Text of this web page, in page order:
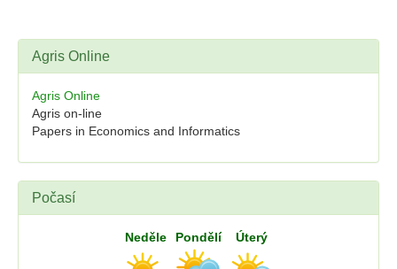
Agris Online
Agris Online
Agris on-line
Papers in Economics and Informatics
Počasí
Neděle Pondělí Úterý